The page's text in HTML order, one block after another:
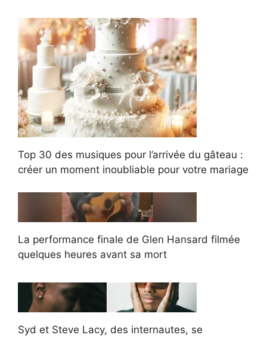
Top 30 des musiques pour l’arrivée du gâteau :
créer un moment inoubliable pour votre mariage
La performance finale de Glen Hansard filmée
quelques heures avant sa mort
Syd et Steve Lacy, des internautes, se